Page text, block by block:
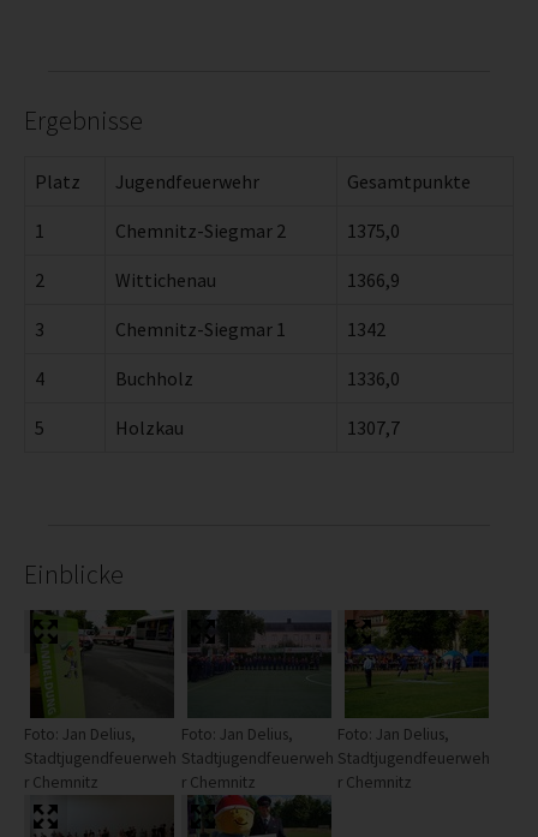
Ergebnisse
Platz Jugendfeuerwehr Gesamtpunkte
1 Chemnitz-Siegmar 2 1375,0
2 Wittichenau 1366,9
3 Chemnitz-Siegmar 1 1342
4 Buchholz 1336,0
5 Holzkau 1307,7
Einblicke
Foto: Jan Delius,
Stadtjugendfeuerweh
r Chemnitz
Foto: Jan Delius,
Stadtjugendfeuerweh
r Chemnitz
Foto: Jan Delius,
Stadtjugendfeuerweh
r Chemnitz